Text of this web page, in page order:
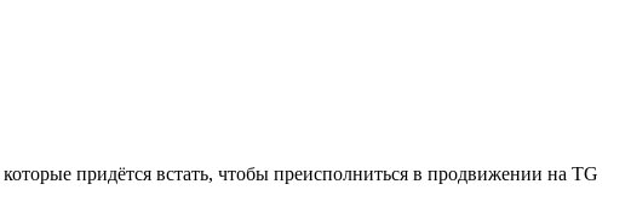
придётся встать, чтобы преисполниться в продвижении на TG